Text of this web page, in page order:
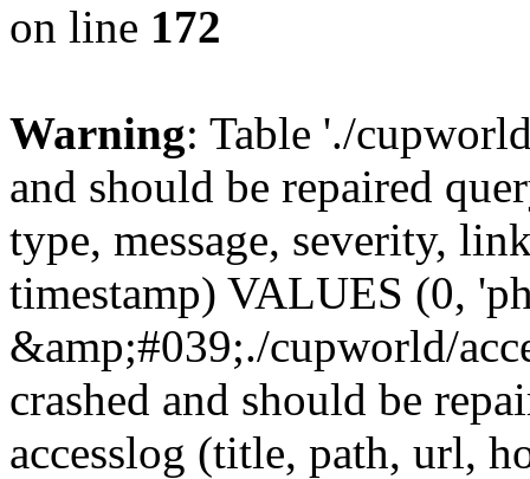
on line 172
Warning: Table './
and should be repaired
type, message, severity,
timestamp) VALUES (0,
&amp;#039;./cupworld/
crashed and should be
accesslog (title, path, url,